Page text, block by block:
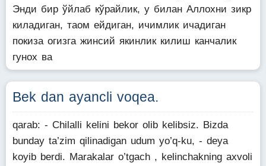
Энди бир ўйлаб кўрайлик, у билан Аллохни зикр
киладиган, таом ейдиган, ичимлик ичадиган
покиза огизга жинсий якинлик килиш канчалик
гунох ва
Bek dan ayancli voqea.
qarab: - Chilalli kelini bekor olib kelibsiz. Bizda
bunday ta’zim qilinadigan udum yo’q-ku, - deya
koyib berdi. Marakalar o’tgach , kelinchakning axvoli